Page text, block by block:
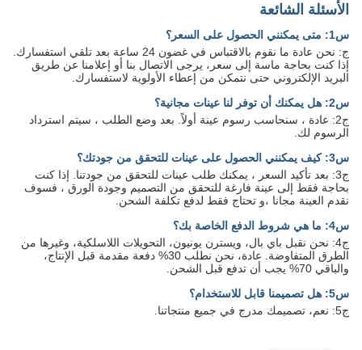
الأسئلة الشائعة
س1: متى يمكنني الحصول على السعر؟
ج: نحن عادة ما نقوم بالاقتباس في غضون 24 ساعة بعد تلقي استفسارك.
إذا كنت بحاجة ماسة إلى سعر، يرجى الاتصال بنا أو إعلامنا عن طريق
البريد الإلكتروني حتى نتمكن من إعطاء الأولوية لاستفسارك.
س2: هل يمكنك أن توفر لنا عينات مجانية؟
ج2: عادة ، سنحاسب رسوم عينة أولاً. بعد وضع الطلب ، سيتم استرداد
الرسوم لك.
س3: كيف يمكنني الحصول على عينات للتحقق من جودتك؟
ج3: بعد تأكيد السعر ، يمكنك طلب عينات للتحقق من جودتنا. إذا كنت
بحاجة فقط إلى عينة فارغة للتحقق من التصميم وجودة الورق ، فسوف
نقدم العينة مجانا ،و تحتاج فقط لدفع تكلفة الشحن.
س4: ما هي شروط الدفع الخاصة بك؟
ج4: نحن نقبل باي بال، ويسترن يونيون، التحويلات اللاسلكية، وغيرها من
الطرق المتفاوضة. عادة، نحن نطلب 30% دفعة مقدمة قبل الإنتاج،
والباقي 70% يجب أن تدفع قبل الشحن.
س5: هل تصميمنا قابل للاستخدام؟
ج5: نعم، تصميمك مدرج في جميع منتجاتنا.